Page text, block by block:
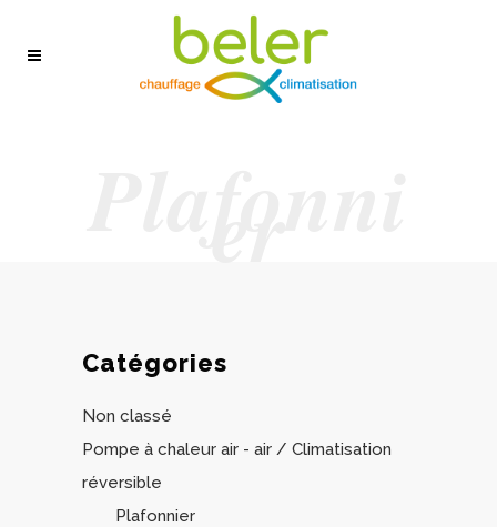
Catégories
Non classé
Pompe à chaleur air - air / Climatisation
réversible
Plafonnier